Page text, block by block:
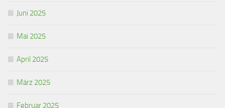
Juni 2025
Mai 2025
April 2025
März 2025
Februar 2025